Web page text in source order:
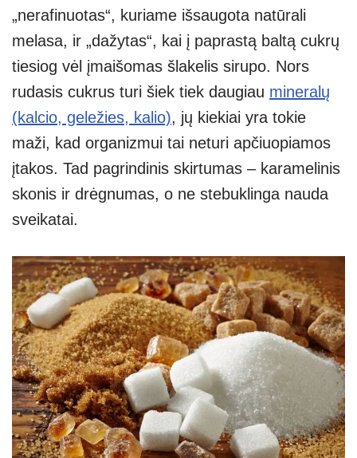
„nerafinuotas“, kuriame išsaugota natūrali
melasa, ir „dažytas“, kai į paprastą baltą cukrų
tiesiog vėl įmaišomas šlakelis sirupo. Nors
rudasis cukrus turi šiek tiek daugiau mineralų
(kalcio, geležies, kalio), jų kiekiai yra tokie
maži, kad organizmui tai neturi apčiuopiamos
įtakos. Tad pagrindinis skirtumas – karamelinis
skonis ir drėgnumas, o ne stebuklinga nauda
sveikatai.